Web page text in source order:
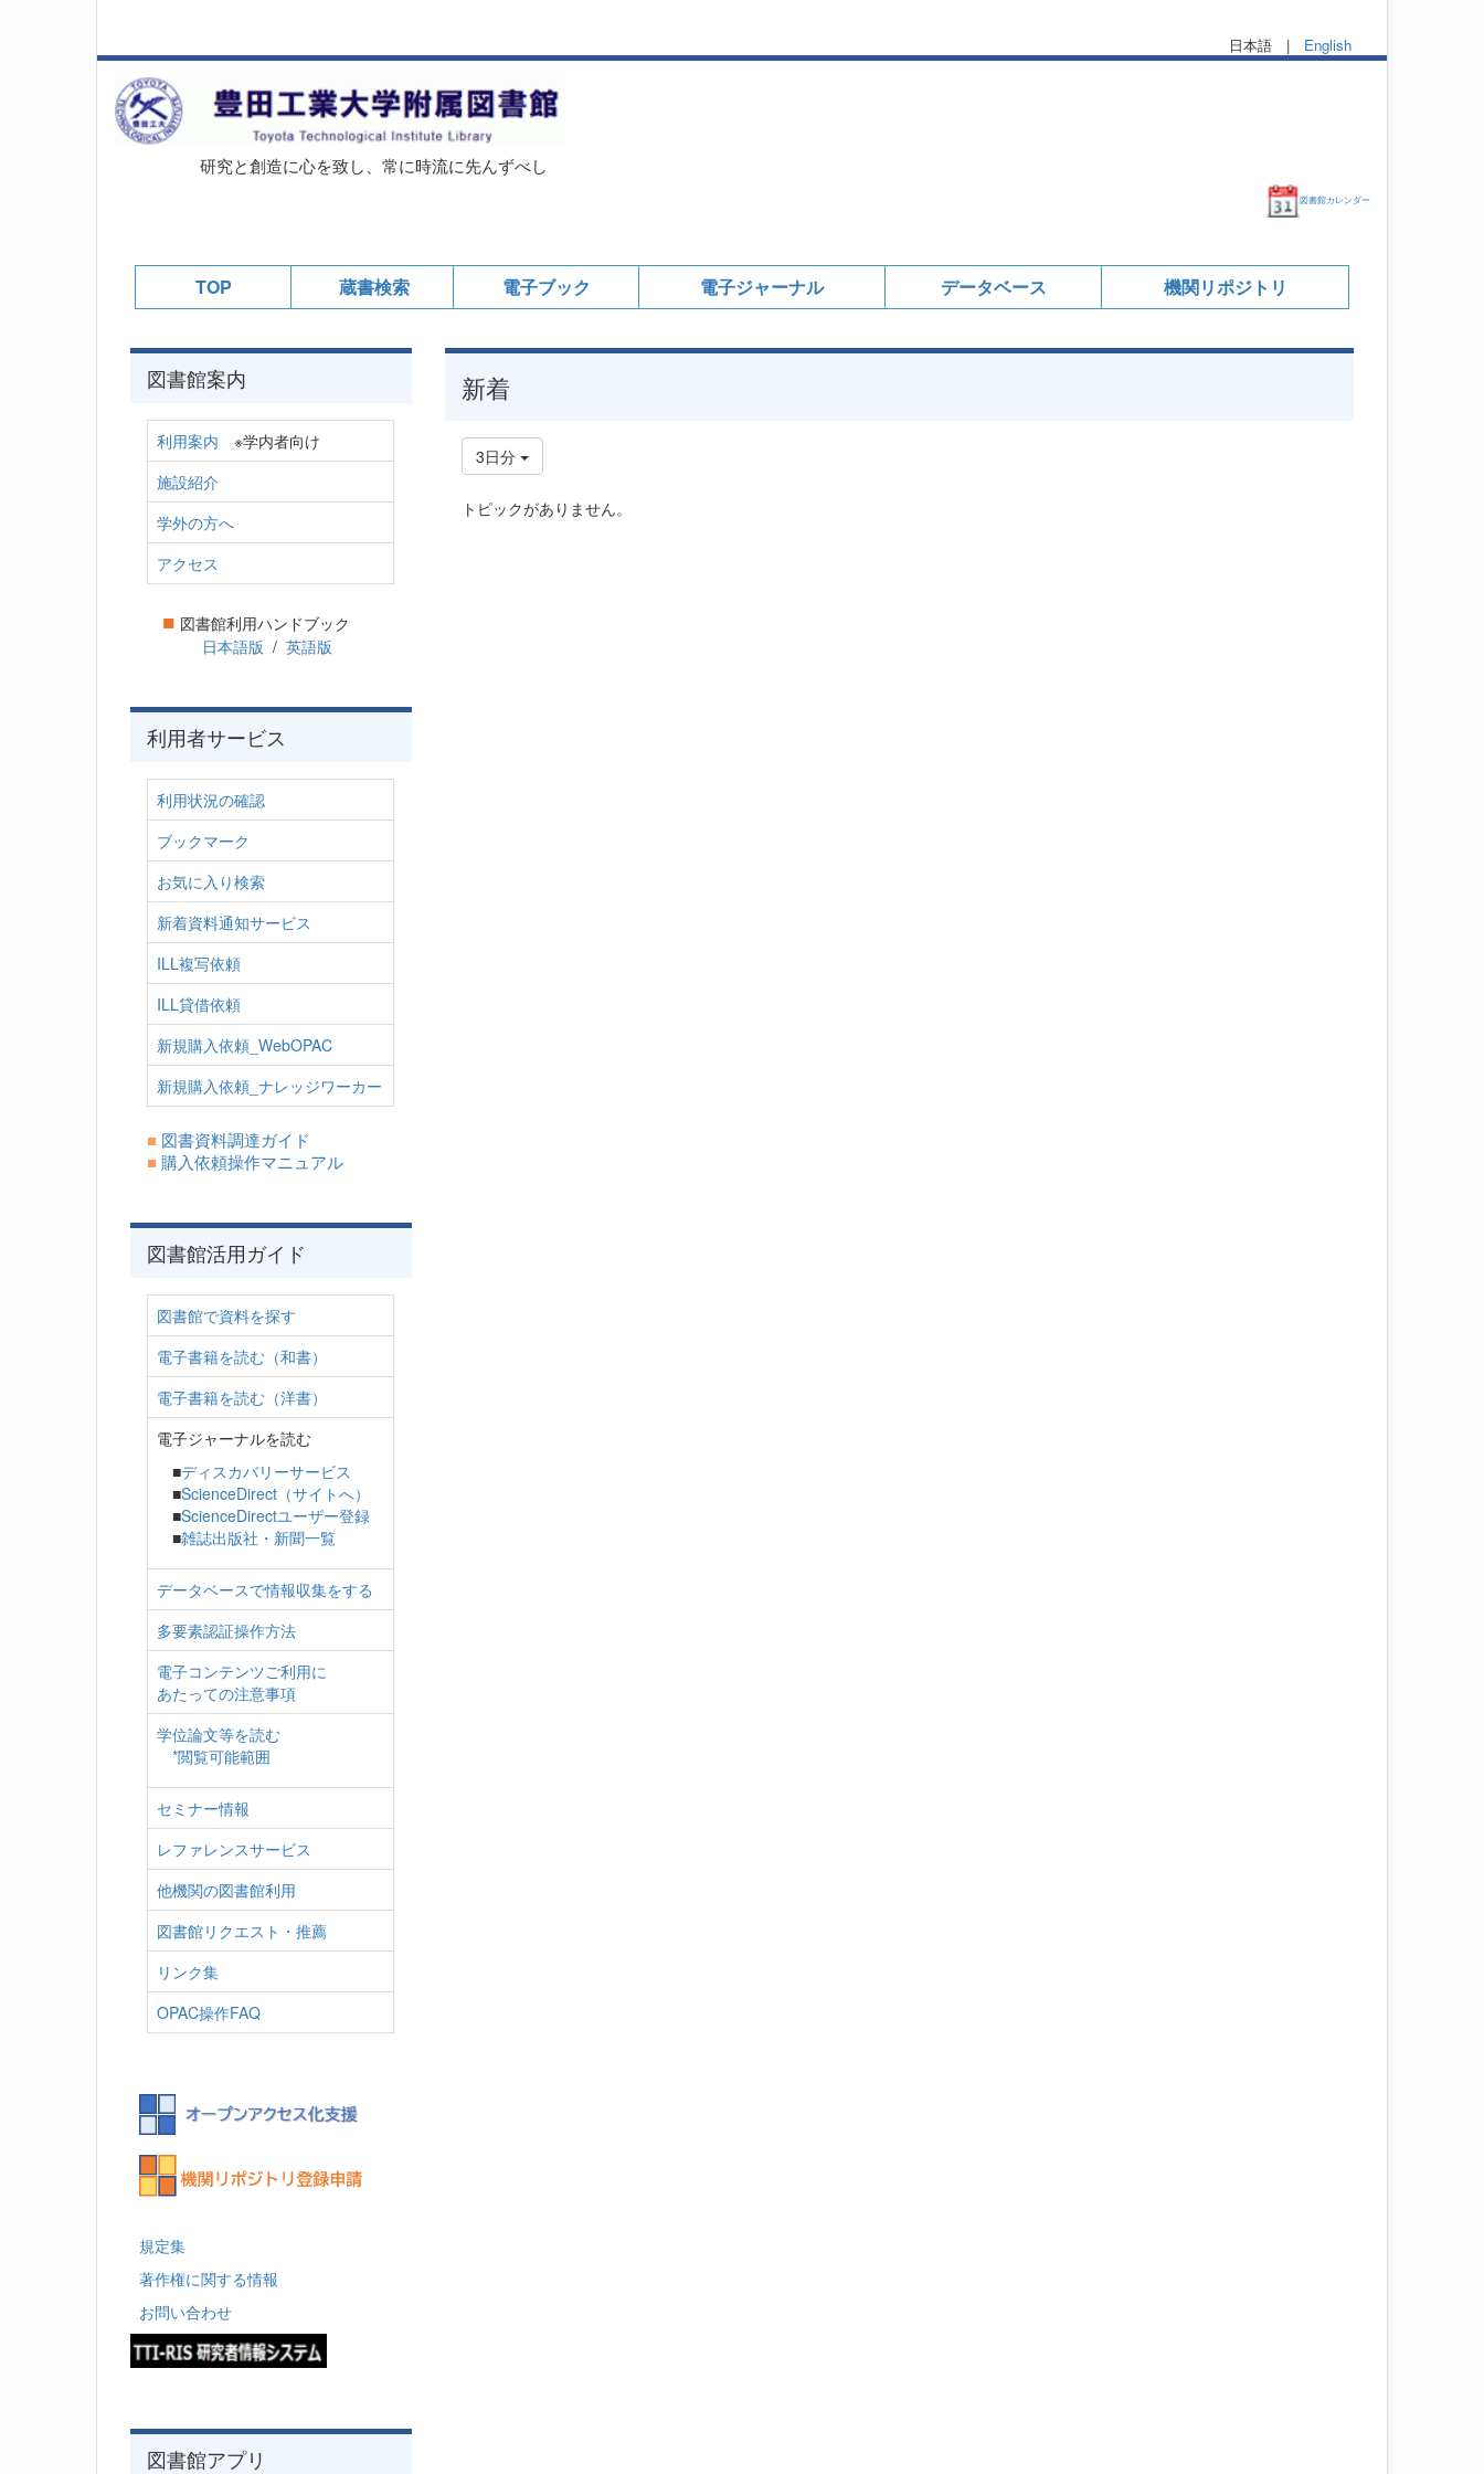
日本語 | English
研究と創造に心を致し、常に時流に先んずべし
図書館カレンダー
TOP 蔵書検索 電子ブック 電子ジャーナル データベース 機関リポジトリ
新着
3日分
トピックがありません。
図書館案内
利用案内 ※学内者向け
施設紹介
学外の方へ
アクセス
■ 図書館利用ハンドブック
日本語版 / 英語版
利用者サービス
利用状況の確認
ブックマーク
お気に入り検索
新着資料通知サービス
ILL複写依頼
ILL貸借依頼
新規購入依頼_WebOPAC
新規購入依頼_ナレッジワーカー
■ 図書資料調達ガイド
■購入依頼操作マニュアル
図書館活用ガイド
図書館で資料を探す
電子書籍を読む（和書）
電子書籍を読む（洋書）
電子ジャーナルを読む
■ディスカバリーサービス
■ScienceDirect（サイトへ）
■ScienceDirectユーザー登録
■雑誌出版社・新聞一覧
データベースで情報収集をする
多要素認証操作方法
電子コンテンツご利用に
あたっての注意事項
学位論文等を読む
*閲覧可能範囲
セミナー情報
レファレンスサービス
他機関の図書館利用
図書館リクエスト・推薦
リンク集
OPAC操作FAQ
規定集
著作権に関する情報
お問い合わせ
図書館アプリ